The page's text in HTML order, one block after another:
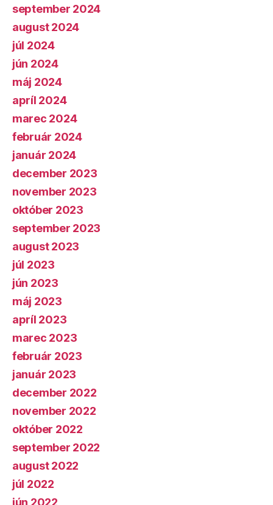
september 2024
august 2024
júl 2024
jún 2024
máj 2024
apríl 2024
marec 2024
február 2024
január 2024
december 2023
november 2023
október 2023
september 2023
august 2023
júl 2023
jún 2023
máj 2023
apríl 2023
marec 2023
február 2023
január 2023
december 2022
november 2022
október 2022
september 2022
august 2022
júl 2022
jún 2022